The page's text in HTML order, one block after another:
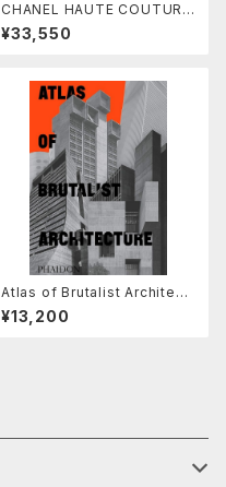
CHANEL HAUTE COUTURE
by Sofia Coppola
¥33,550
Atlas of Brutalist Architect
ure : Classic Format
¥13,200